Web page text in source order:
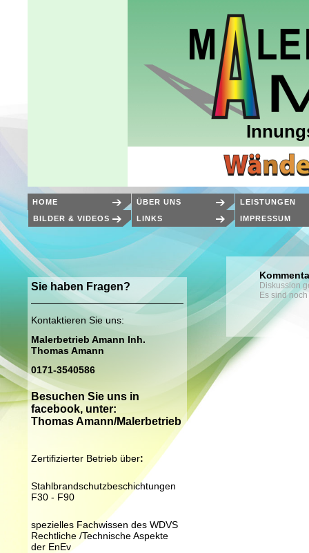
HOME ÜBER UNS
LEISTUNGEN
BILDER & VIDEOS
LINKS IMPRESSUM
Diskussion
Es sind
Sie haben Fragen?
Kontaktieren Sie uns:
Malerbetrieb Amann Inh.
Thomas Amann
0171-3540586
Besuchen Sie uns in
facebook, unter:
Thomas Amann/Malerbetrieb
Zertifizierter Betrieb über:
Stahlbrandschutzbeschichtungen
F30 - F90
spezielles Fachwissen des WDVS
Rechtliche /Technische Aspekte
der EnEv